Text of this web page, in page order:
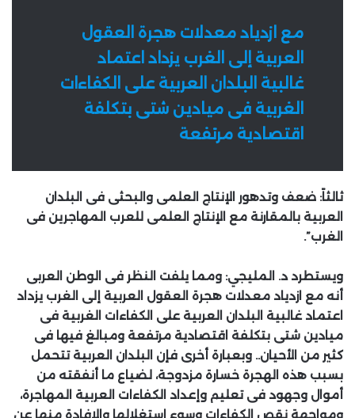
مع ازدياد معدلات هجرة العقول
العربية إلى الغرب يزداد اعتماد
غالبية البلدان العربية على الكفاءات
الغربية فى ميادين شتى بتكلفة
اقتصادية مرتفعة
ثالثاً: ضعف وتدهور الإنتاج العلمى والبحثى فى البلدان
العربية بالمقارنة مع الإنتاج العلمى للعرب المهاجرين فى
الغرب”.
ويستطرد د. المليجي: ومما يلفت النظر فى الوطن العربى
أنه مع ازدياد معدلات هجرة العقول العربية إلى الغرب يزداد
اعتماد غالبية البلدان العربية على الكفاءات الغربية فى
ميادين شتى بتكلفة اقتصادية مرتفعة ومبالغ فيها فى
كثير من الأحيان.. وبعبارة أخرى فإن البلدان العربية تتحمل
بسبب هذه الهجرة خسارة مزدوجة، لضياع ما أنفقته من
أموال وجهود فى تعليم وإعداد الكفاءات العربية المهاجرة،
ومواجهة نقص الكفاءات وسوء استغلالها والإفادة منها عن